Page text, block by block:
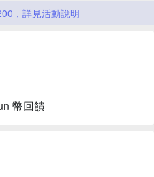
，詳見活動說明
幣回饋